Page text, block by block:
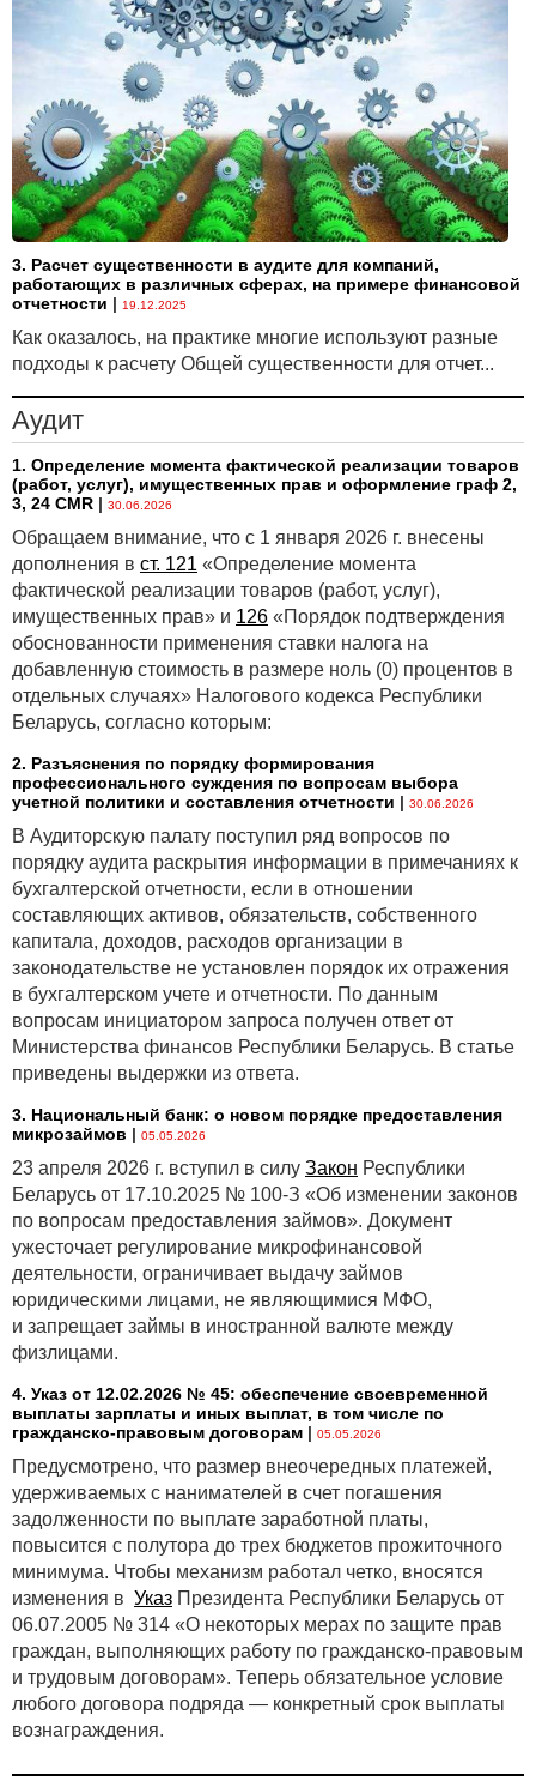
3. Расчет существенности в аудите для компаний,
работающих в различных сферах, на примере финансовой
отчетности | 19.12.2025
Как оказалось, на практике многие используют разные
подходы к расчету Общей существенности для отчет...
Аудит
1. Определение момента фактической реализации товаров
(работ, услуг), имущественных прав и оформление граф 2,
3, 24 CMR | 30.06.2026
Обращаем внимание, что с 1 января 2026 г. внесены
дополнения в ст. 121 «Определение момента
фактической реализации товаров (работ, услуг),
имущественных прав» и 126 «Порядок подтверждения
обоснованности применения ставки налога на
добавленную стоимость в размере ноль (0) процентов в
отдельных случаях» Налогового кодекса Республики
Беларусь, согласно которым:
2. Разъяснения по порядку формирования
профессионального суждения по вопросам выбора
учетной политики и составления отчетности | 30.06.2026
В Аудиторскую палату поступил ряд вопросов по
порядку аудита раскрытия информации в примечаниях к
бухгалтерской отчетности, если в отношении
составляющих активов, обязательств, собственного
капитала, доходов, расходов организации в
законодательстве не установлен порядок их отражения
в бухгалтерском учете и отчетности. По данным
вопросам инициатором запроса получен ответ от
Министерства финансов Республики Беларусь. В статье
приведены выдержки из ответа.
3. Национальный банк: о новом порядке предоставления
микрозаймов | 05.05.2026
23 апреля 2026 г. вступил в силу Закон Республики
Беларусь от 17.10.2025 № 100-З «Об изменении законов
по вопросам предоставления займов». Документ
ужесточает регулирование микрофинансовой
деятельности, ограничивает выдачу займов
юридическими лицами, не являющимися МФО,
и запрещает займы в иностранной валюте между
физлицами.
4. Указ от 12.02.2026 № 45: обеспечение своевременной
выплаты зарплаты и иных выплат, в том числе по
гражданско-правовым договорам | 05.05.2026
Предусмотрено, что размер внеочередных платежей,
удерживаемых с нанимателей в счет погашения
задолженности по выплате заработной платы,
повысится с полутора до трех бюджетов прожиточного
минимума. Чтобы механизм работал четко, вносятся
изменения в Указ Президента Республики Беларусь от
06.07.2005 № 314 «О некоторых мерах по защите прав
граждан, выполняющих работу по гражданско-правовым
и трудовым договорам». Теперь обязательное условие
любого договора подряда — конкретный срок выплаты
вознаграждения.